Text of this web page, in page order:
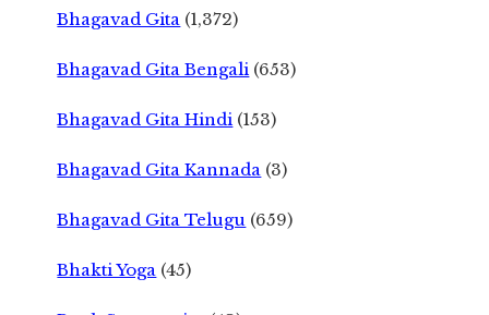
Bhagavad Gita (1,372)
Bhagavad Gita Bengali (653)
Bhagavad Gita Hindi (153)
Bhagavad Gita Kannada (3)
Bhagavad Gita Telugu (659)
Bhakti Yoga (45)